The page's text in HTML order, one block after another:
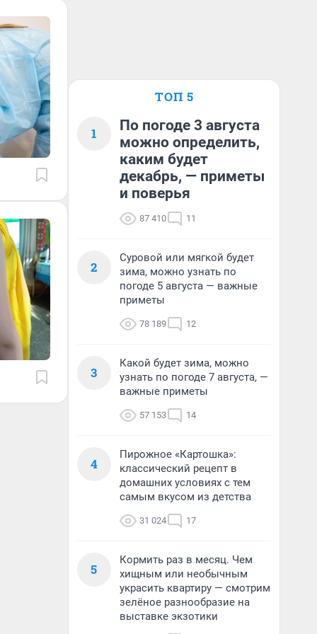
ТОП 5
1
По погоде 3 августа
можно определить,
каким будет
декабрь, — приметы
и поверья
87 410 11
2
Суровой или мягкой будет
зима, можно узнать по
погоде 5 августа — важные
приметы
78 189 12
3
Какой будет зима, можно
узнать по погоде 7 августа, —
важные приметы
57 153 14
4
Пирожное «Картошка»:
классический рецепт в
домашних условиях с тем
самым вкусом из детства
31 024 17
5
Кормить раз в месяц. Чем
хищным или необычным
украсить квартиру — смотрим
зелёное разнообразие на
выставке экзотики